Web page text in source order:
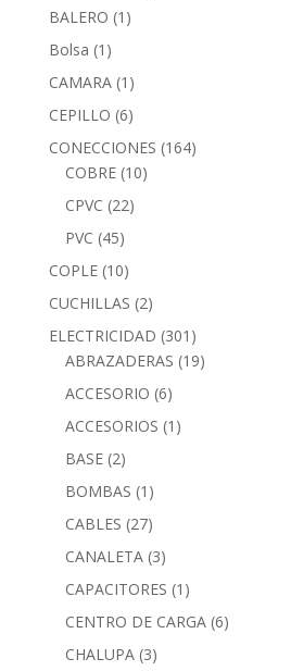
BALERO (1)
Bolsa (1)
CAMARA (1)
CEPILLO (6)
CONECCIONES (164)
COBRE (10)
CPVC (22)
PVC (45)
COPLE (10)
CUCHILLAS (2)
ELECTRICIDAD (301)
ABRAZADERAS (19)
ACCESORIO (6)
ACCESORIOS (1)
BASE (2)
BOMBAS (1)
CABLES (27)
CANALETA (3)
CAPACITORES (1)
CENTRO DE CARGA (6)
CHALUPA (3)